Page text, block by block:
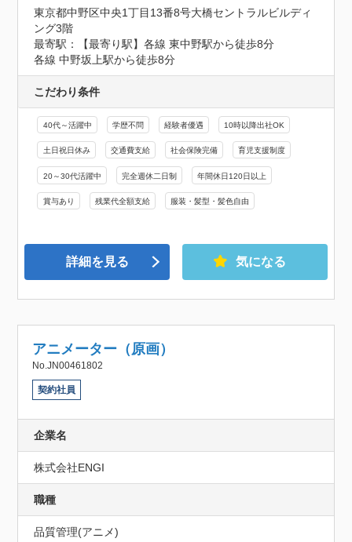
東京都中野区中央1丁目13番8号大橋セントラルビルディ
ング3階
最寄駅：【最寄り駅】各線 東中野駅から徒歩8分
各線 中野坂上駅から徒歩8分
こだわり条件
40代～活躍中 学歴不問 経験者優遇 10時以降出社OK
土日祝日休み 交通費支給 社会保険完備 育児支援制度
20～30代活躍中 完全週休二日制 年間休日120日以上
賞与あり 残業代全額支給 服装・髪型・髪色自由
詳細を見る 気になる
アニメーター（原画）
No.JN00461802
契約社員
企業名
株式会社ENGI
職種
品質管理(アニメ)